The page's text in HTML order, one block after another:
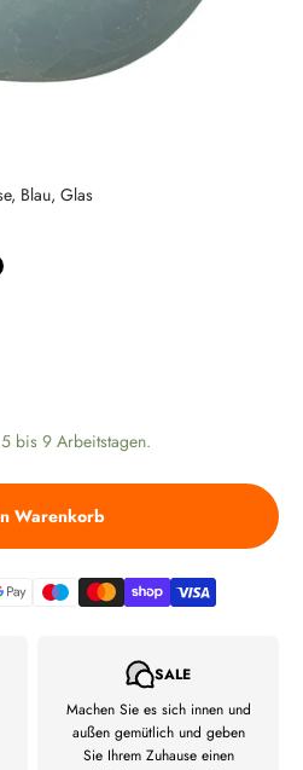
Blau, Glas
bis 9 Arbeitstagen.
Warenkorb
SALE
Machen Sie es sich innen und
außen gemütlich und geben
Sie Ihrem Zuhause einen